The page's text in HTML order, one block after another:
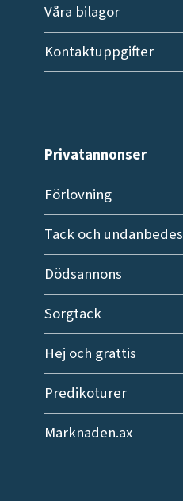
Våra bilagor
Kontaktuppgifter
Privatannonser
Förlovning
Tack och undanbedes
Dödsannons
Sorgtack
Hej och grattis
Predikoturer
Marknaden.ax